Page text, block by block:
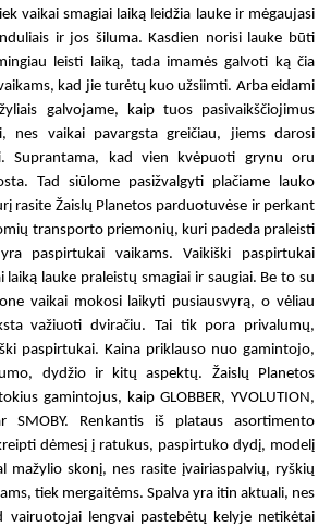
vaikai smagiai laiką leidžia lauke ir mėgaujasi
ir jos šiluma. Kasdien norisi lauke būti
leisti laiką, tada imamės galvoti ką čia
kad jie turėtų kuo užsiimti. Arba eidami
galvojame, kaip tuos pasivaikščiojimus
nes vaikai pavargsta greičiau, jiems darosi
Suprantama, kad vien kvėpuoti grynu oru
Tad siūlome pasižvalgyti plačiame lauko
rasite Žaislų Planetos parduotuvėse ir perkant
transporto priemonių, kuri padeda praleisti
paspirtukai vaikams.Vaikiški paspirtukai
laiką lauke praleistų smagiai ir saugiai. Be to su
vaikai mokosi laikyti pusiausvyrą, o vėliau
važiuoti dviračiu. Tai tik pora privalumų,
paspirtukai. Kaina priklauso nuo gamintojo,
dydžio ir kitų aspektų. Žaislų Planetos
gamintojus, kaip GLOBBER, YVOLUTION,
ar SMOBY. Renkantis iš plataus asortimento
dėmesį į ratukus, paspirtuko dydį, modelį
mažylio skonį, nes rasite įvairiaspalvių, ryškių
tiek mergaitėms. Spalva yra itin aktuali, nes
lengvai pastebėtų kelyje netikėtai